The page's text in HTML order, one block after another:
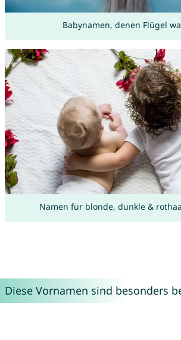
Babynamen, denen Flügel
Namen für blonde, dunkle &
Diese Vornamen sind besonders